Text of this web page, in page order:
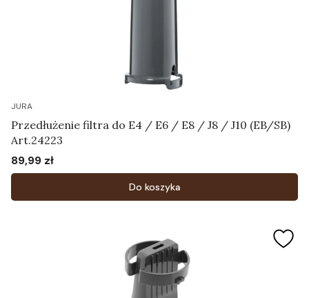
JURA
Przedłużenie filtra do E4 / E6 / E8 / J8 / J10 (EB/SB)
Art.24223
Cena
89,99 zł
Do koszyka